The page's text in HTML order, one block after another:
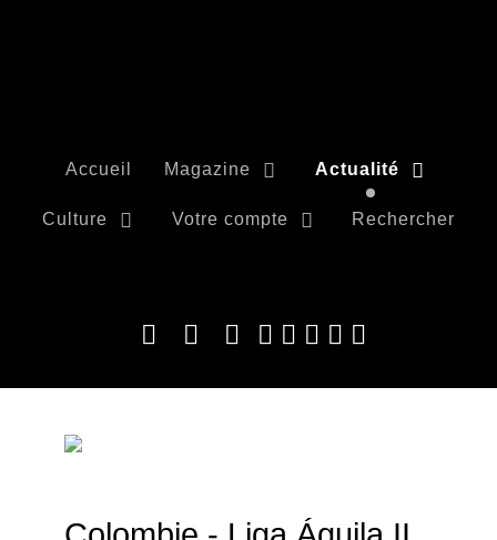
Accueil Magazine Actualité
Culture Votre compte Rechercher